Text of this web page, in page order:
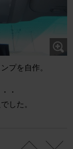
プを自作。
・
した。